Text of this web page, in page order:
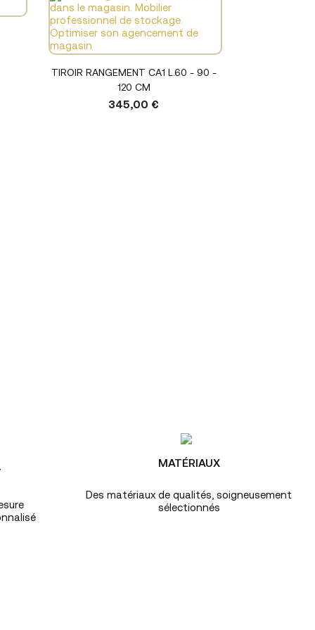
Voir le produit
TIROIR RANGEMENT CA1 L.60 - 90 -
120 CM
345,00 €
MATÉRIAUX
Des matériaux de qualités, soigneusement
sélectionnés